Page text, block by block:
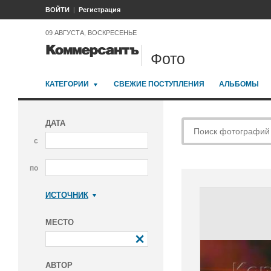
ВОЙТИ Регистрация
09 АВГУСТА, ВОСКРЕСЕНЬЕ
Фото
КАТЕГОРИИ СВЕЖИЕ ПОСТУПЛЕНИЯ АЛЬБОМЫ
ДАТА
с
по
ИСТОЧНИК
МЕСТО
АВТОР